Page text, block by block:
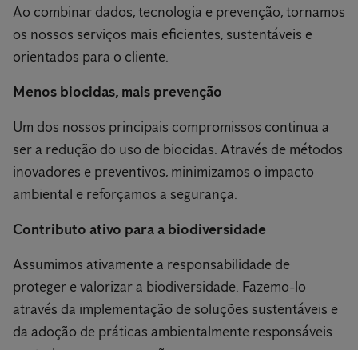
Ao combinar dados, tecnologia e prevenção, tornamos
os nossos serviços mais eficientes, sustentáveis e
orientados para o cliente.
Menos biocidas, mais prevenção
Um dos nossos principais compromissos continua a
ser a redução do uso de biocidas. Através de métodos
inovadores e preventivos, minimizamos o impacto
ambiental e reforçamos a segurança.
Contributo ativo para a biodiversidade
Assumimos ativamente a responsabilidade de
proteger e valorizar a biodiversidade. Fazemo-lo
através da implementação de soluções sustentáveis e
da adoção de práticas ambientalmente responsáveis